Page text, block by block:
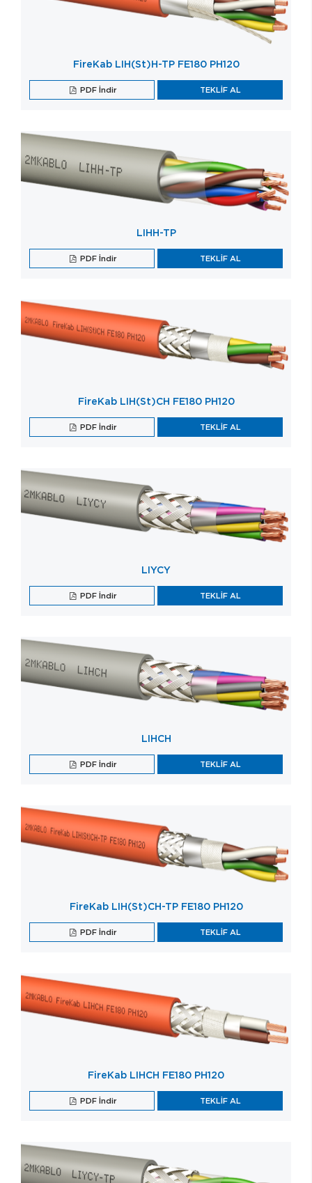
FireKab LIH(St)H-TP FE180 PH120
PDF İndir TEKLİF AL
LIHH-TP
PDF İndir TEKLİF AL
FireKab LIH(St)CH FE180 PH120
PDF İndir TEKLİF AL
LIYCY
PDF İndir TEKLİF AL
LIHCH
PDF İndir TEKLİF AL
FireKab LIH(St)CH-TP FE180 PH120
PDF İndir TEKLİF AL
FireKab LIHCH FE180 PH120
PDF İndir TEKLİF AL